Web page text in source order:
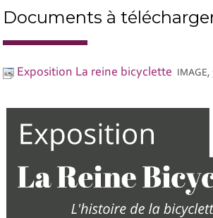
Documents à
Exposition La reine bicyclette